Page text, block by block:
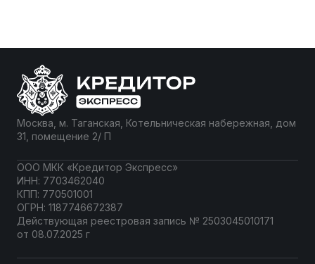
кредит для […]
Москва, м. Таганская, Котельническая набережная, дом
31, помещение 2/ П
ООО МКК «Кредитор Экспресс»
ИНН: 7703462040
КПП: 770501001
ОГРН: 1187746672387
Действующая реестровая запись № 2503045010171
от 08.07.2025 г